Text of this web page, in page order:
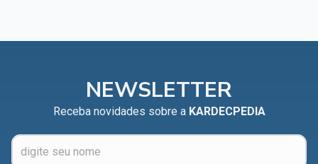
NEWSLETTER
Receba novidades sobre a KARDECPEDIA